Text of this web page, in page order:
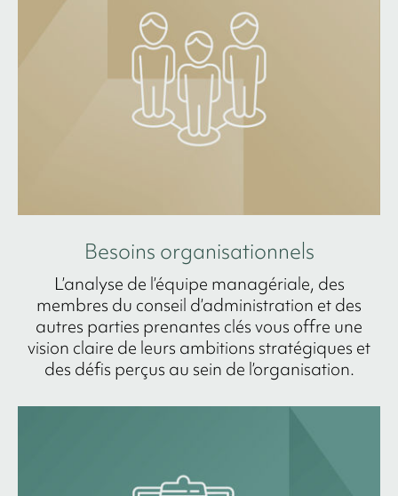
Besoins organisationnels
L’analyse de l’équipe managériale, des
membres du conseil d’administration et des
autres parties prenantes clés vous offre une
vision claire de leurs ambitions stratégiques et
des défis perçus au sein de l’organisation.